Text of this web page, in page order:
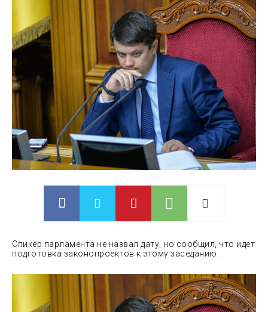
Спикер парламента не назвал дату, но сообщил, что идет
подготовка законопроектов к этому заседанию.